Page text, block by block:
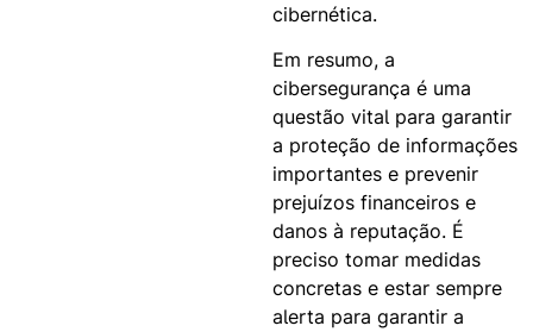
cibernética.
Em resumo, a
cibersegurança é uma
questão vital para garantir
a proteção de informações
importantes e prevenir
prejuízos financeiros e
danos à reputação. É
preciso tomar medidas
concretas e estar sempre
alerta para garantir a